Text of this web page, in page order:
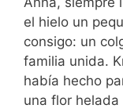
el hielo un
consigo: un
familia unida.
había hecho
una flor